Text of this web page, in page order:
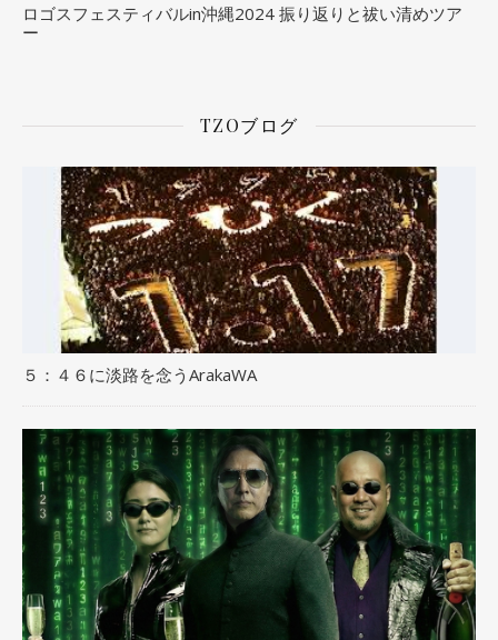
ロゴスフェスティバルin沖縄2024 振り返りと祓い清めツア
ー
TZOブログ
５：４６に淡路を念うArakaWA